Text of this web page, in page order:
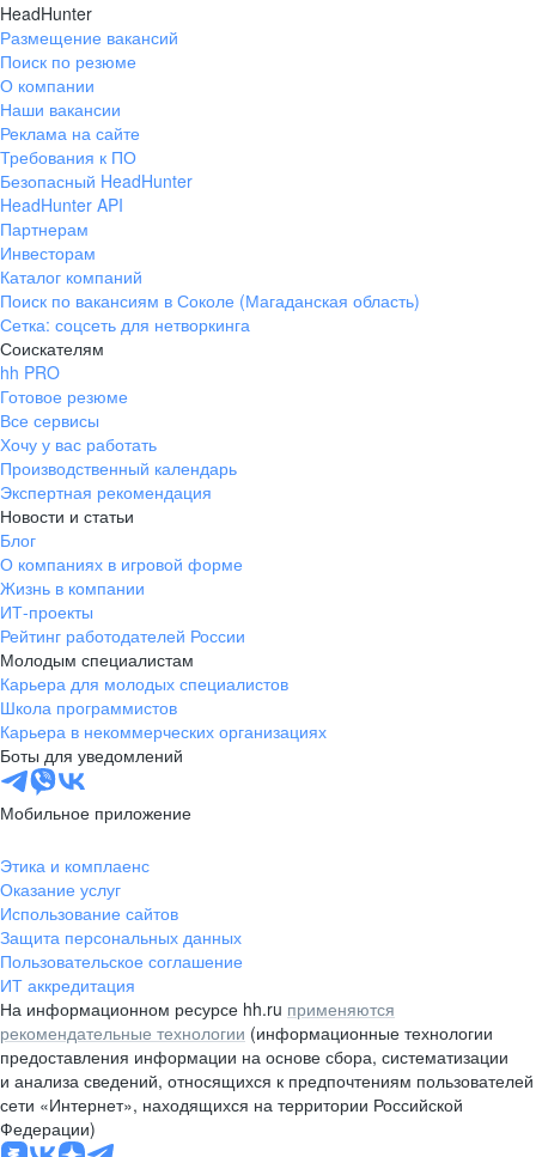
HeadHunter
Размещение вакансий
Поиск по резюме
О компании
Наши вакансии
Реклама на сайте
Требования к ПО
Безопасный HeadHunter
HeadHunter API
Партнерам
Инвесторам
Каталог компаний
Поиск по вакансиям в Соколе (Магаданская область)
Сетка: соцсеть для нетворкинга
Соискателям
hh PRO
Готовое резюме
Все сервисы
Хочу у вас работать
Производственный календарь
Экспертная рекомендация
Новости и статьи
Блог
О компаниях в игровой форме
Жизнь в компании
ИТ-проекты
Рейтинг работодателей России
Молодым специалистам
Карьера для молодых специалистов
Школа программистов
Карьера в некоммерческих организациях
Боты для уведомлений
Мобильное приложение
Этика и комплаенс
Оказание услуг
Использование сайтов
Защита персональных данных
Пользовательское соглашение
ИТ аккредитация
На информационном ресурсе hh.ru применяются
рекомендательные технологии (информационные технологии
предоставления информации на основе сбора, систематизации
и анализа сведений, относящихся к предпочтениям пользователей
сети «Интернет», находящихся на территории Российской
Федерации)